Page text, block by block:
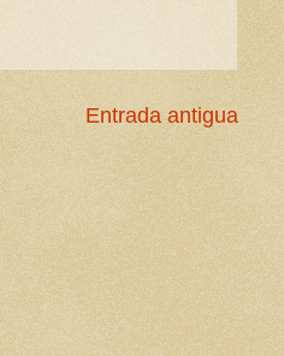
Entrada antigua